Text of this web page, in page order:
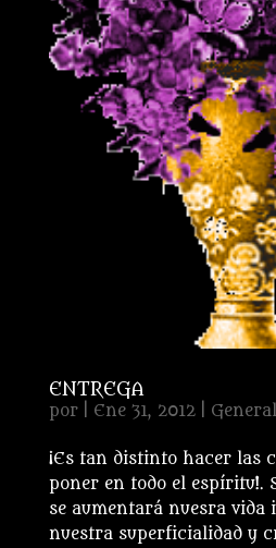
ENTREGA
por Ene 31, 2012| General
¡Es tan distinto hacer las
poner en todo el espíritu!.
se aumentará nuesra
nuestra superficialidad y